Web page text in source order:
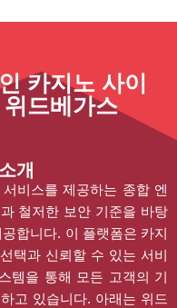
카지노 사이
드베가스
개
비스를 제공하는 종합 엔
철저한 보안 기준을 바탕
합니다. 이 플랫폼은 카지
택과 신뢰할 수 있는 서비
템을 통해 모든 고객의 기
고 있습니다. 아래는 위드